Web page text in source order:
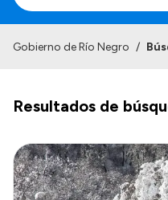
Prensa
Autoridades y
Discursos en la
Casa de Gobierno
Gobierno de Río Negro /
Resultados de